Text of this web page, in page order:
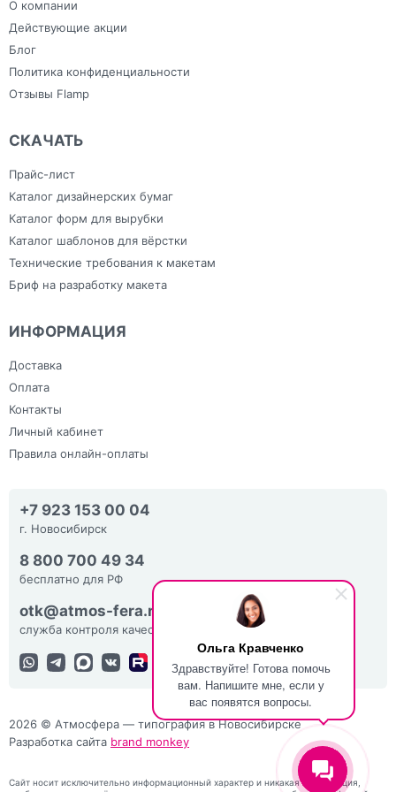
Ольга Кравченко
Здравствуйте! Готова помочь
вам. Напишите мне, если у
вас появятся вопросы.
Изделия из ПВХ
Канцелярия
Холсты
Широкоформатная печать
О компании
Действующие акции
Блог
Политика конфиденциальности
Отзывы Flamp
СКАЧАТЬ
Прайс-лист
Каталог дизайнерских бумаг
Каталог форм для вырубки
Каталог шаблонов для вёрстки
Технические требования к макетам
Бриф на разработку макета
ИНФОРМАЦИЯ
Доставка
Оплата
Контакты
Личный кабинет
Правила онлайн-оплаты
+7 923 153 00 04
г. Новосибирск
8 800 700 49 34
бесплатно для РФ
otk@atmos-fera.ru
служба контроля качества
2026 © Атмосфера — типография в Новосибирске
Разработка сайта brand monkey
Сайт носит исключительно информационный характер и никакая информация,